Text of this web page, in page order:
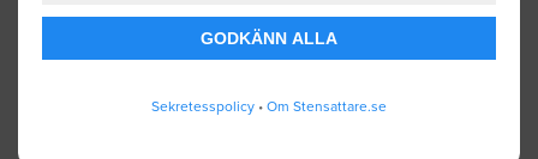
GODKÄNN ALLA
Sekretesspolicy • Om Stensattare.se
SKICKA IN